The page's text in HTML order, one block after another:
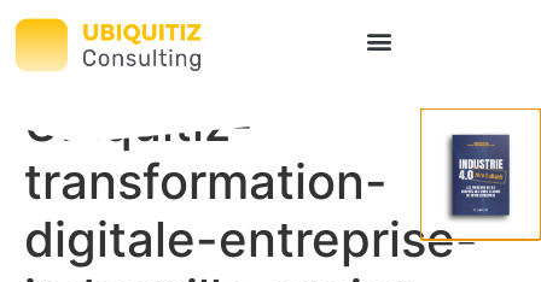
Ubiquitiz-
transformation-
digitale-entreprise-